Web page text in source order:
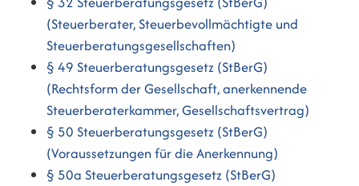
(Steuerberater, Steuerbevollmächtigte und
Steuerberatungsgesellschaften)
§ 49 Steuerberatungsgesetz (StBerG)
(Rechtsform der Gesellschaft, anerkennende
Steuerberaterkammer, Gesellschaftsvertrag)
§ 50 Steuerberatungsgesetz (StBerG)
(Voraussetzungen für die Anerkennung)
§ 50a Steuerberatungsgesetz (StBerG)